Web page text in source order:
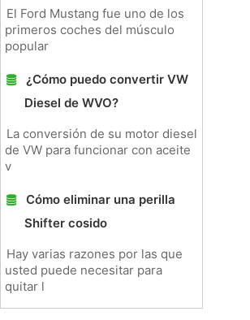
El Ford Mustang fue uno de los
primeros coches del músculo
popular
¿Cómo puedo convertir VW
Diesel de WVO?
La conversión de su motor diesel
de VW para funcionar con aceite
v
Cómo eliminar una perilla
Shifter cosido
Hay varias razones por las que
usted puede necesitar para
quitar l